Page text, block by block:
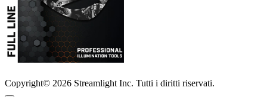
Copyright© 2026 Streamlight Inc. Tutti i diritti riservati.